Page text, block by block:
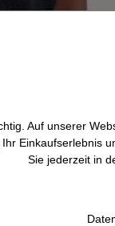
Auf unserer
Einkaufserlebnis
Sie jederzeit in